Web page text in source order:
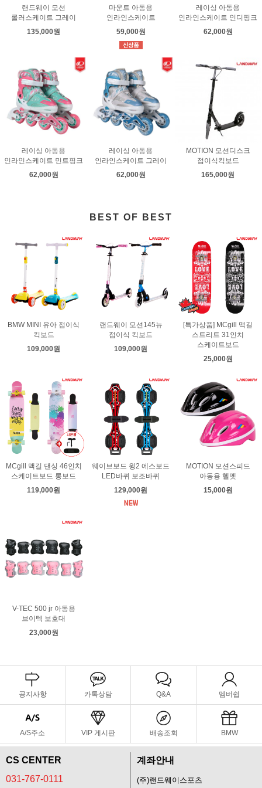
랜드웨이 모션
롤러스케이트 그레이
135,000원
마운트 아동용
인라인스케이트
59,000원
레이싱 아동용
인라인스케이트 인디핑크
62,000원
레이싱 아동용
인라인스케이트 민트핑크
62,000원
레이싱 아동용
인라인스케이트 그레이
62,000원
MOTION 모션디스크
접이식킥보드
165,000원
BEST OF BEST
BMW MINI 유아 접이식
킥보드
109,000원
랜드웨이 모션145뉴
접이식 킥보드
109,000원
[특가상품] MCgill 맥길
스트리트 31인치
스케이트보드
25,000원
MCgill 맥길 댄싱 46인치
스케이트보드 롱보드
119,000원
웨이브보드 윙2 에스보드
LED바퀴 보조바퀴
129,000원
MOTION 모션스피드
아동용 헬멧
15,000원
V-TEC 500 jr 아동용
브이텍 보호대
23,000원
공지사항 카톡상담 Q&A 멤버쉽
A/S주소 VIP 게시판 배송조회 BMW
CS CENTER
031-767-0111
계좌안내
(주)랜드웨이스포츠